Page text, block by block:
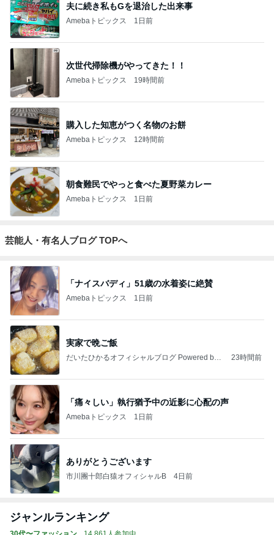
夫に続き私もGを退治した出来事
Amebaトピックス 1日前
次世代掃除機がやってきた！！
Amebaトピックス 19時間前
購入した知恵がつく名物のお餅
Amebaトピックス 12時間前
朝食難民でやっと食べた夏野菜カレー
Amebaトピックス 1日前
芸能人・有名人ブログ TOPへ
「ナイスバディ」51歳の水着姿に絶賛
Amebaトピックス 1日前
実家で晩ご飯
だいたひかるオフィシャルブログ Powered by
23時間前
「痛々しい」執行猶予中の近影に心配の声
Amebaトピックス 1日前
ありがとうございます
市川團十郎白猿オフィシャルB 4日前
ジャンルランキング